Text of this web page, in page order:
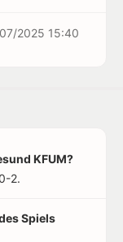
2025 15:40
KFUM?
2.
Spiels